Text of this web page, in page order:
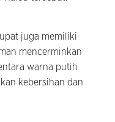
juga memiliki
mencerminkan
warna putih
kebersihan dan